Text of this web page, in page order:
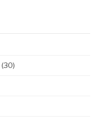
(30)